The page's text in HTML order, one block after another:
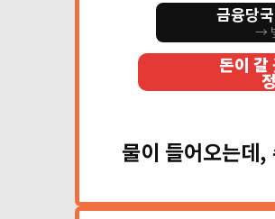
금융당
→
돈이 갈
물이 들어오는데,